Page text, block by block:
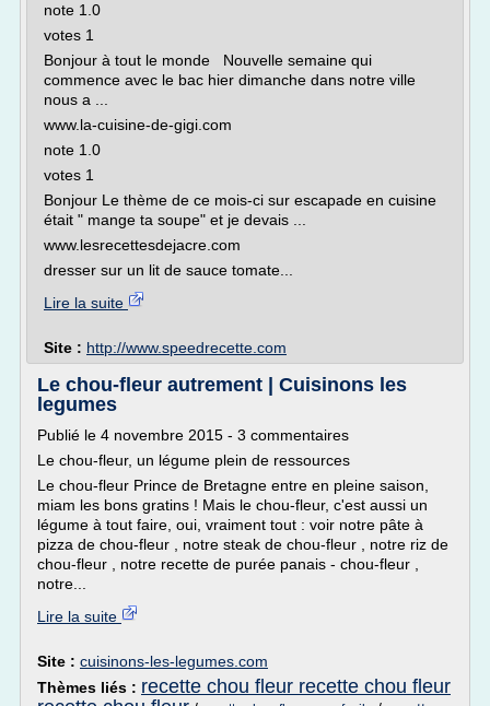
note 1.0
votes 1
Bonjour à tout le monde Nouvelle semaine qui
commence avec le bac hier dimanche dans notre ville
nous a ...
www.la-cuisine-de-gigi.com
note 1.0
votes 1
Bonjour Le thème de ce mois-ci sur escapade en cuisine
était " mange ta soupe" et je devais ...
www.lesrecettesdejacre.com
dresser sur un lit de sauce tomate...
Lire la suite
Site : http://www.speedrecette.com
Le chou-fleur autrement | Cuisinons les
legumes
Publié le 4 novembre 2015 - 3 commentaires
Le chou-fleur, un légume plein de ressources
Le chou-fleur Prince de Bretagne entre en pleine saison,
miam les bons gratins ! Mais le chou-fleur, c'est aussi un
légume à tout faire, oui, vraiment tout : voir notre pâte à
pizza de chou-fleur , notre steak de chou-fleur , notre riz de
chou-fleur , notre recette de purée panais - chou-fleur ,
notre...
Lire la suite
Site : cuisinons-les-legumes.com
Thèmes liés : recette chou fleur recette chou fleur